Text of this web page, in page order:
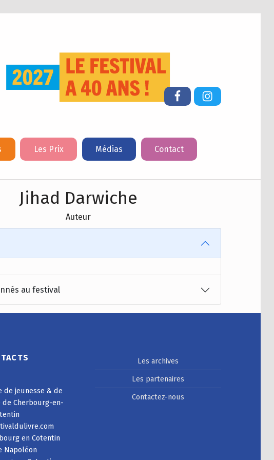
Les Prix Médias Contact
FacebookInstagram
Jihad Darwiche
Auteur
au festival
de jeunesse & de
de Cherbourg-en-
en Cotentin
Napoléon
Les archives
Les partenaires
Contactez-nous